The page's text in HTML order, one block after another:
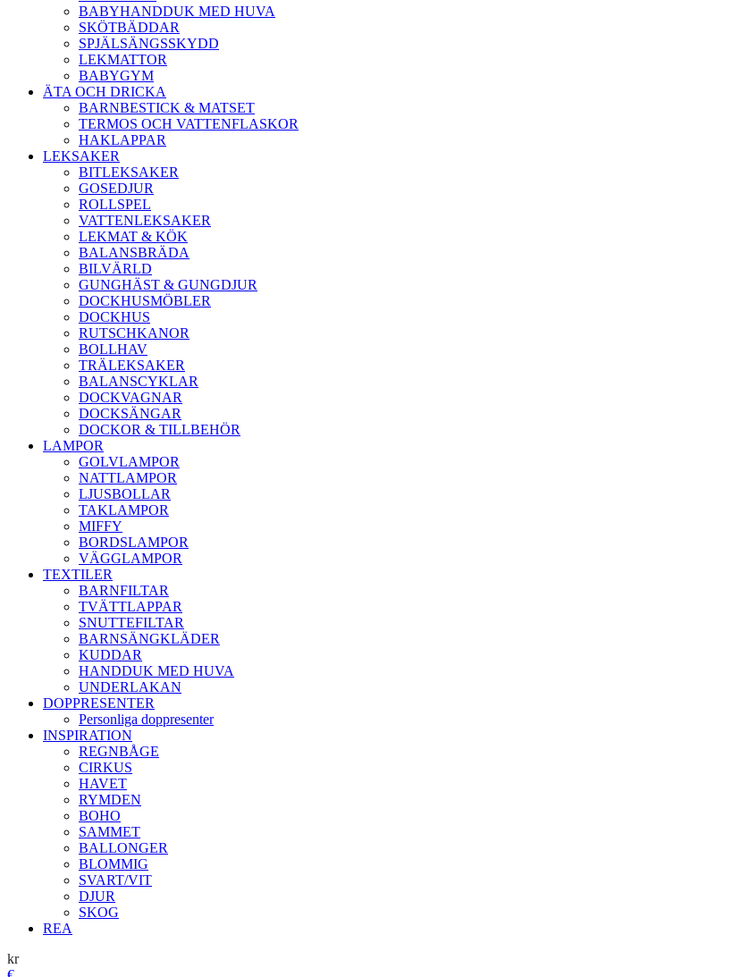
BABYHANDDUK MED HUVA
SKÖTBÄDDAR
SPJÄLSÄNGSSKYDD
LEKMATTOR
BABYGYM
ÄTA OCH DRICKA
BARNBESTICK & MATSET
TERMOS OCH VATTENFLASKOR
HAKLAPPAR
LEKSAKER
BITLEKSAKER
GOSEDJUR
ROLLSPEL
VATTENLEKSAKER
LEKMAT & KÖK
BALANSBRÄDA
BILVÄRLD
GUNGHÄST & GUNGDJUR
DOCKHUSMÖBLER
DOCKHUS
RUTSCHKANOR
BOLLHAV
TRÄLEKSAKER
BALANSCYKLAR
DOCKVAGNAR
DOCKSÄNGAR
DOCKOR & TILLBEHÖR
LAMPOR
GOLVLAMPOR
NATTLAMPOR
LJUSBOLLAR
TAKLAMPOR
MIFFY
BORDSLAMPOR
VÄGGLAMPOR
TEXTILER
BARNFILTAR
TVÄTTLAPPAR
SNUTTEFILTAR
BARNSÄNGKLÄDER
KUDDAR
HANDDUK MED HUVA
UNDERLAKAN
DOPPRESENTER
Personliga doppresenter
INSPIRATION
REGNBÅGE
CIRKUS
HAVET
RYMDEN
BOHO
SAMMET
BALLONGER
BLOMMIG
SVART/VIT
DJUR
SKOG
REA
kr